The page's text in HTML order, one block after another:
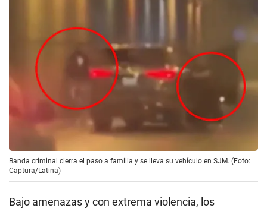
Banda criminal cierra el paso a familia y se lleva su vehículo en SJM. (Foto:
Captura/Latina)
Bajo amenazas y con extrema violencia, los